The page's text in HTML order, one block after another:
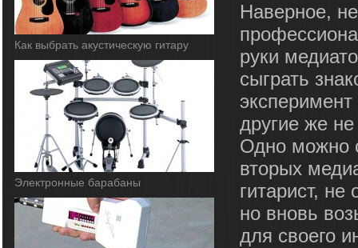
Как выбрать акустическую гитару
Электронные барабаны
Наверное,
руки
сыграть
другие же
Одно можно
вторых
гитарист,
но вновь
для своего